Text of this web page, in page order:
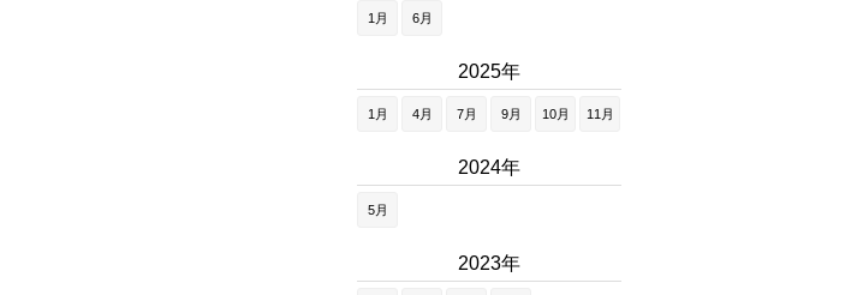
1月 6月
2025年
1月 4月 7月 9月 10月 11月
2024年
5月
2023年